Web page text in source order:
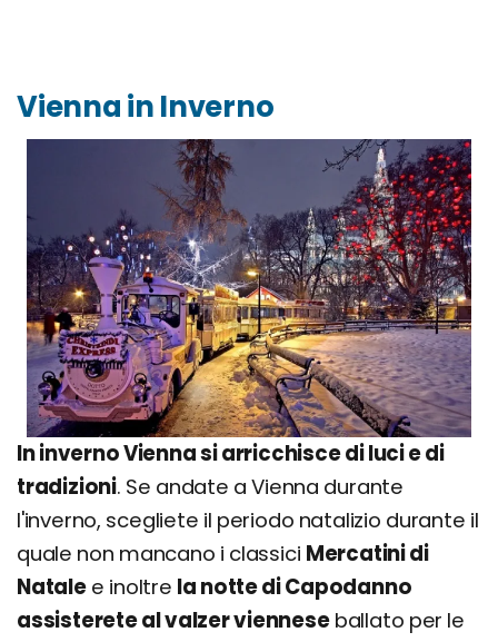
Vienna in Inverno
In inverno Vienna si arricchisce di luci e di
tradizioni. Se andate a Vienna durante
l'inverno, scegliete il periodo natalizio durante il
quale non mancano i classici Mercatini di
Natalee inoltre la notte di Capodanno
assisterete al valzer vienneseballato per le